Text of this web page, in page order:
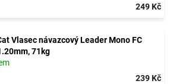
249 Kč
Vlasec návazcový Leader Mono FC
71kg
239 Kč